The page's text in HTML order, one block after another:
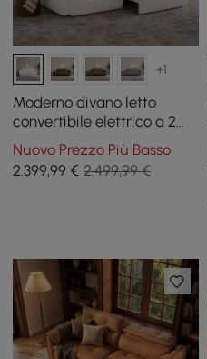
+1
Moderno divano letto
convertibile elettrico a 2
posti in ciniglia da 220 cm
con telecomando
Nuovo Prezzo Più Basso
2.399,99 € 2.499,99 €